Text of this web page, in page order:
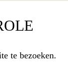
te bezoeken.